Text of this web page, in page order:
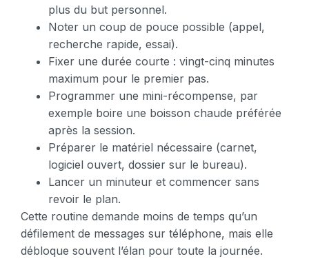
plus du but personnel.
Noter un coup de pouce possible (appel,
recherche rapide, essai).
Fixer une durée courte : vingt-cinq minutes
maximum pour le premier pas.
Programmer une mini-récompense, par
exemple boire une boisson chaude préférée
après la session.
Préparer le matériel nécessaire (carnet,
logiciel ouvert, dossier sur le bureau).
Lancer un minuteur et commencer sans
revoir le plan.
Cette routine demande moins de temps qu’un
défilement de messages sur téléphone, mais elle
débloque souvent l’élan pour toute la journée.